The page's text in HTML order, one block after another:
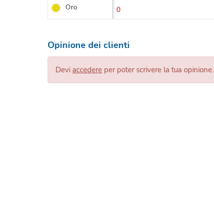
Oro 0
Opinione dei clienti
Devi accedere per poter scrivere la tua opinione.